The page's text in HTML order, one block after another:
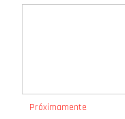
Próximamente